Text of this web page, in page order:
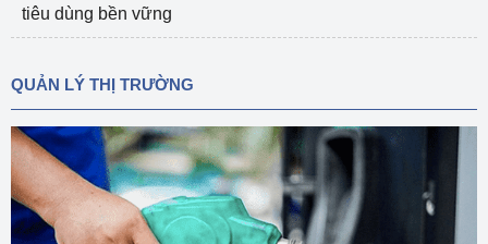
tiêu dùng bền vững
QUẢN LÝ THỊ TRƯỜNG